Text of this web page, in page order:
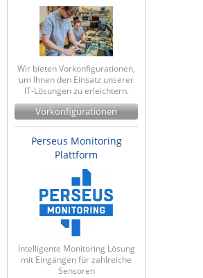
Wir bieten Vorkonfigurationen,
um Ihnen den Einsatz unserer
IT-Lösungen zu erleichtern.
Vorkonfigurationen
Perseus Monitoring
Plattform
Intelligente Monitoring Lösung
mit Eingängen für zahlreiche
Sensoren